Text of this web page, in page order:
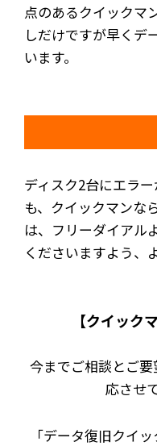
点のあるクイックマ
しだけですが早くデ
います。
ディスク2台にエラ
も、クイックマンな
は、フリーダイアル
くださいますよう、
【クイック
今までご相談とご
応させ
「データ復旧クイ